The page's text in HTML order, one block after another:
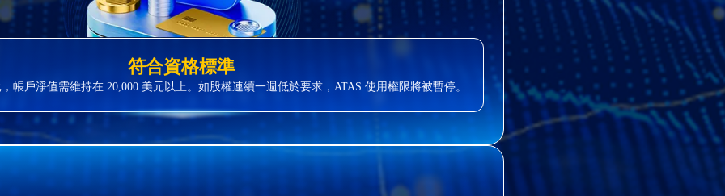
符合資格標準
帳戶淨值需維持在 20,000 美元以上。如股權連續一週低於要求，ATAS 使用權限將被暫停。